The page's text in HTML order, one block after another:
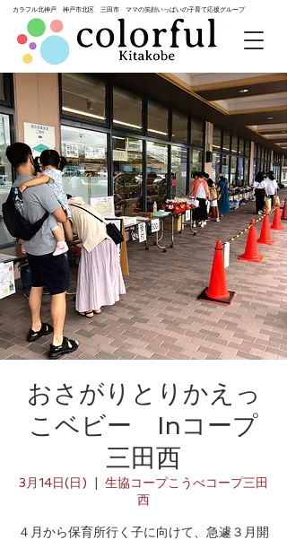
カラフル北神戸 神戸市北区 三田市 ママの笑顔いっぱいの子育て応援グループ
おさがりとりかえっ
こベビー Inコープ
三田西
3月14日(日)
生協コープこうべコープ三田
西
４月から保育所行く子に向けて、急遽３月開